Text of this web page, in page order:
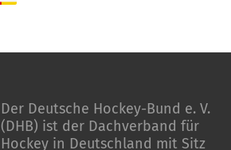
Der Deutsche Hockey-Bund e. V.
(DHB) ist der Dachverband für
Hockey in Deutschland mit Sitz